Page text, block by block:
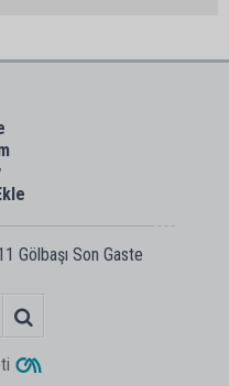
Gölbaşı Son Gaste